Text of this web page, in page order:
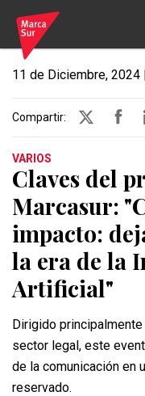
11 de Diciembre, 2024
Compartir:
VARIOS
Claves del
Marcasur:
impacto:
la era de la
Artificial"
Dirigido
sector legal, este
de la comunicación en
reservado.